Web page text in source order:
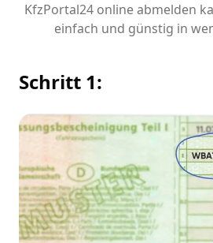
KfzPortal24 online abmelden
einfach und günstig in
Schritt 1: